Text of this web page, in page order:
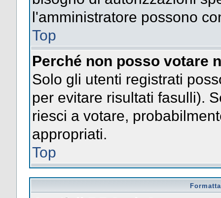
l'amministratore possono
Top
Perché non posso votare
Solo gli utenti registrati
per evitare risultati fasulli).
riesci a votare,
appropriati.
Top